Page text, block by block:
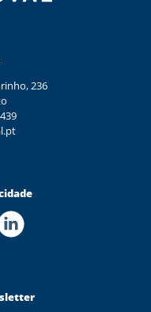
236